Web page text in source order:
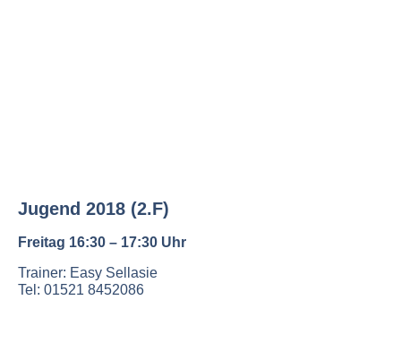
Jugend 2018 (2.F)
Freitag 16:30 – 17:30 Uhr
Trainer: Easy Sellasie
Tel: 01521 8452086